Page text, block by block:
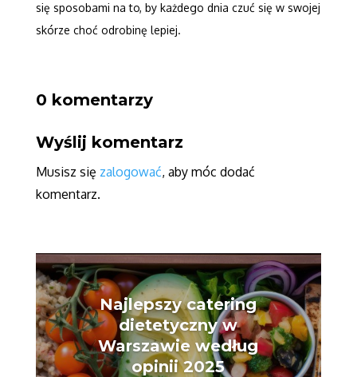
się sposobami na to, by każdego dnia czuć się w swojej
skórze choć odrobinę lepiej.
0 komentarzy
Wyślij komentarz
Musisz się zalogować, aby móc dodać
komentarz.
Najlepszy catering
dietetyczny w
Warszawie według
opinii 2025